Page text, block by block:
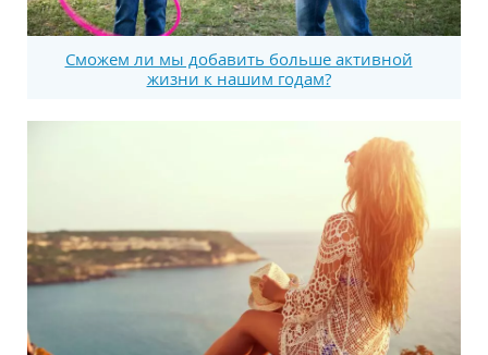
Сможем ли мы добавить больше активной
жизни к нашим годам?